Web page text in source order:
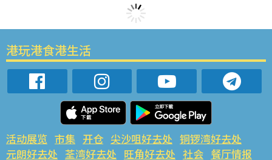
港玩港食港生活
活动展览 市集 开仓 尖沙咀好去处 铜锣湾好去处
元朗好去处 荃湾好去处 旺角好去处 社会 餐厅情报